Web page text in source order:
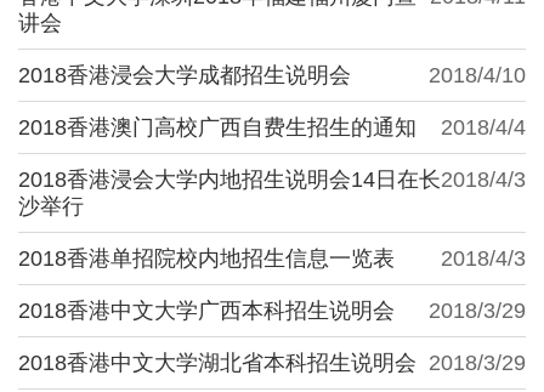
讲会
2018/4/10
2018香港浸会大学成都招生说明会
2018/4/4
2018香港澳门高校广西自费生招生的通知
2018/4/3
2018香港浸会大学内地招生说明会14日在长
沙举行
2018/4/3
2018香港单招院校内地招生信息一览表
2018/3/29
2018香港中文大学广西本科招生说明会
2018/3/29
2018香港中文大学湖北省本科招生说明会